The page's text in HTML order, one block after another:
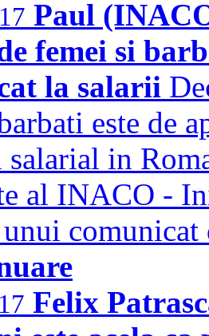
Paul
femei si
la salarii
este de
salarial in
al INACO -
comunicat
Felix